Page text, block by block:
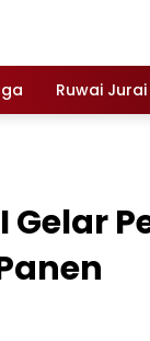
Ruwai Jurai
Gelar